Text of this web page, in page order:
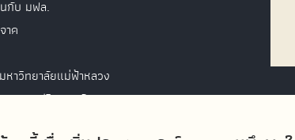
กับ มฟล.
าค
าวิทยาลัยแม่ฟ้าหลวง
าชทานปริญญาบัตร